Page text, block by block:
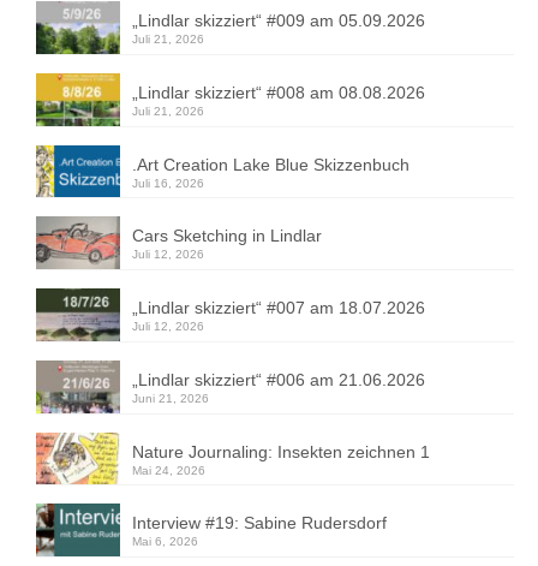
„Lindlar skizziert“ #009 am 05.09.2026
Juli 21, 2026
„Lindlar skizziert“ #008 am 08.08.2026
Juli 21, 2026
.Art Creation Lake Blue Skizzenbuch
Juli 16, 2026
Cars Sketching in Lindlar
Juli 12, 2026
„Lindlar skizziert“ #007 am 18.07.2026
Juli 12, 2026
„Lindlar skizziert“ #006 am 21.06.2026
Juni 21, 2026
Nature Journaling: Insekten zeichnen 1
Mai 24, 2026
Interview #19: Sabine Rudersdorf
Mai 6, 2026